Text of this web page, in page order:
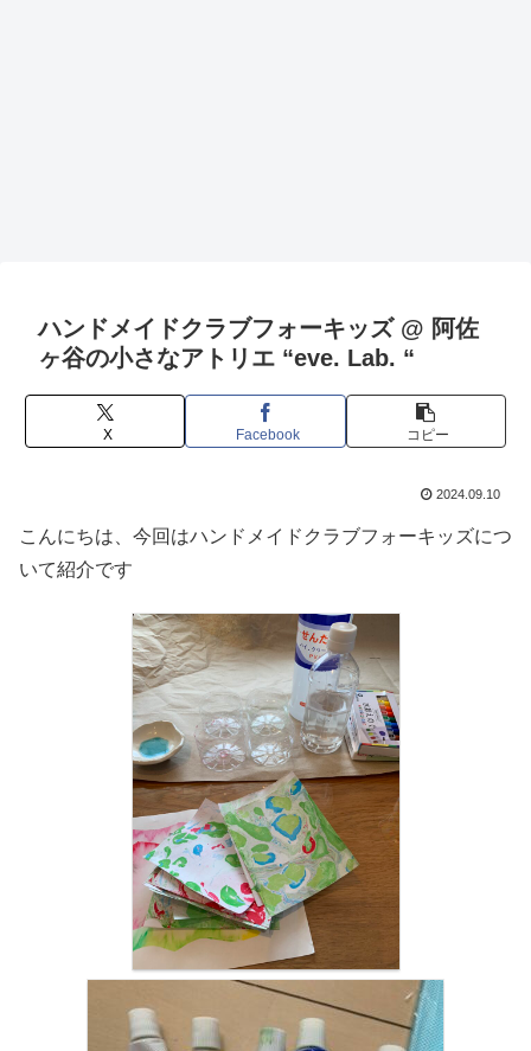
ハンドメイドクラブフォーキッズ @ 阿佐
ヶ谷の小さなアトリエ “eve. Lab. “
X Facebook コピー
2024.09.10
こんにちは、今回はハンドメイドクラブフォーキッズにつ
いて紹介です